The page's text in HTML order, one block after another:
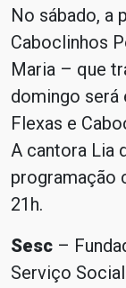
No sábado, a
Caboclinhos
Maria – que
domingo será
Flexas e
A cantora Lia
programação
21h.
Sesc –
Serviço